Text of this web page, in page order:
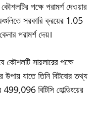
পক্ষে পরামর্শ দেওয়ার
সরকারি ক্রয়ের 1.05
পরামর্শ দেয়।
কৌশলটি সায়লারের পক্ষে
উপায় যাতে তিনি বিটবোর তথ্য
বিটিসি হোল্ডিংয়ের